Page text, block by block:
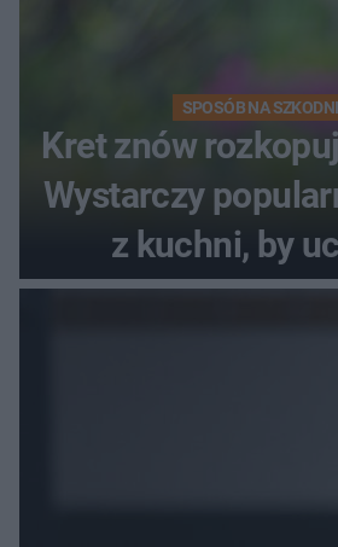
SPOSÓB NA
Kret znów
Wystarczy
z kuchni, by